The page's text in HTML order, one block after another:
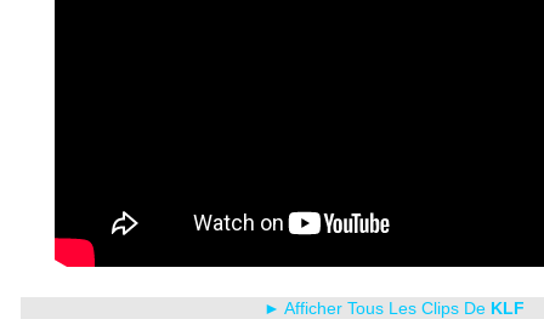
► Afficher Tous Les Clips De KLF